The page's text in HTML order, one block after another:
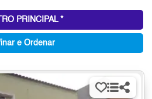
PRINCIPAL *
e Ordenar